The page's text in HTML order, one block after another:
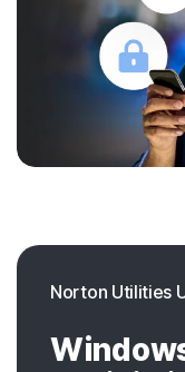
Norton Utilities